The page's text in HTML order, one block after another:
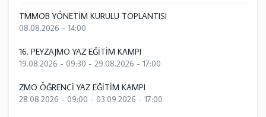
TMMOB YÖNETİM KURULU TOPLANTISI
08.08.2026 - 14:00
16. PEYZAJMO YAZ EĞİTİM KAMPI
19.08.2026 - 09:30 - 29.08.2026 - 17:00
ZMO ÖĞRENCİ YAZ EĞİTİM KAMPI
28.08.2026 - 09:00 - 03.09.2026 - 17:00